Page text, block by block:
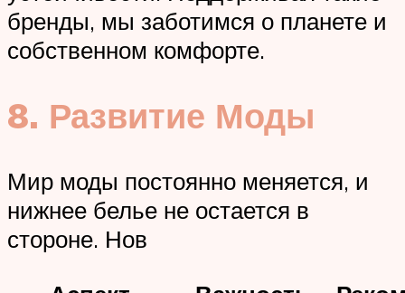
бренды, мы заботимся о планете и
собственном комфорте.
8. Развитие Моды
Мир моды постоянно меняется, и
нижнее белье не остается в
стороне. Нов